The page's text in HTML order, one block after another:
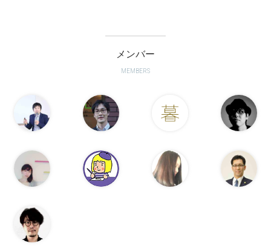
メンバー
MEMBERS